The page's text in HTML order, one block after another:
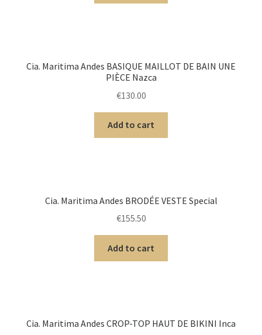
Cia. Maritima Andes BASIQUE MAILLOT DE BAIN UNE
PIÈCE Nazca
€130.00
Add to cart
Cia. Maritima Andes BRODÉE VESTE Special
€155.50
Add to cart
Cia. Maritima Andes CROP-TOP HAUT DE BIKINI Inca